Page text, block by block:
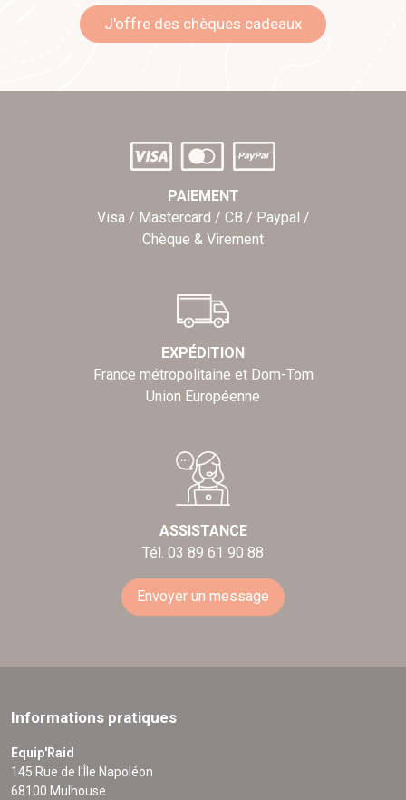
J'offre des chèques cadeaux
PAIEMENT
Visa / Mastercard / CB / Paypal /
Chèque & Virement
EXPÉDITION
France métropolitaine et Dom-Tom
Union Européenne
ASSISTANCE
Tél. 03 89 61 90 88
Envoyer un message
Informations pratiques
Equip'Raid
145 Rue de l'Île Napoléon
68100 Mulhouse